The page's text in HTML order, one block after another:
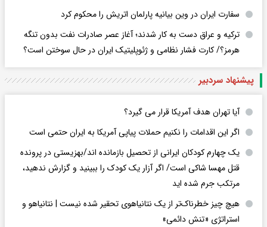
سفارت ایران در وین بیانیه پارلمان اتریش را محکوم کرد
ترکیه و عراق دست به کار شدند؛ آغاز عصر صادرات نفت بدون تنگه
هرمز؟/ کارت فشار نظامی و ژئوپلیتیک ایران در حال سوختن است؟
پیشنهاد سردبیر
آیا تهران هدف آمریکا قرار می گیرد؟
اگر این اقدامات را نکنیم حملات پیاپی آمریکا به ایران حتمی است
یک چهارم کودکان ایرانی از تحصیل بازمانده اند/بهزیستی در پرونده
قتل مهسا شاکی است/ اگر آزار یک کودک را ببینید و گزارش ندهید،
مرتکب جرم شده اید
هیچ چیز خطرناک‌تر از یک نتانیاهوی تحقیر شده نیست | نتانیاهو و
استراتژی «تنش دائمی»